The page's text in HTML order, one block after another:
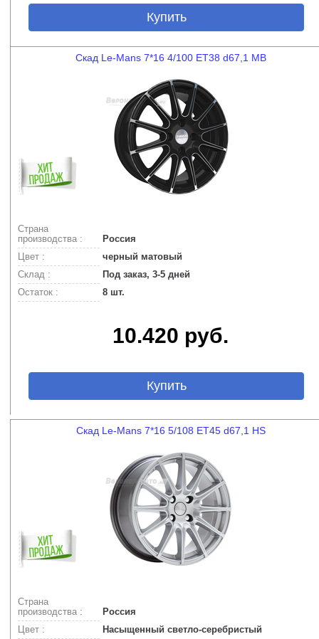
Купить
Скад Le-Mans 7*16 4/100 ET38 d67,1 MB
Страна
производства :
Россия
Цвет :
черный матовый
Склад :
Под заказ, 3-5 дней
Остаток :
8 шт.
10.420 руб.
Купить
Скад Le-Mans 7*16 5/108 ET45 d67,1 HS
Страна
производства :
Россия
Цвет :
Насыщенный светло-серебристый